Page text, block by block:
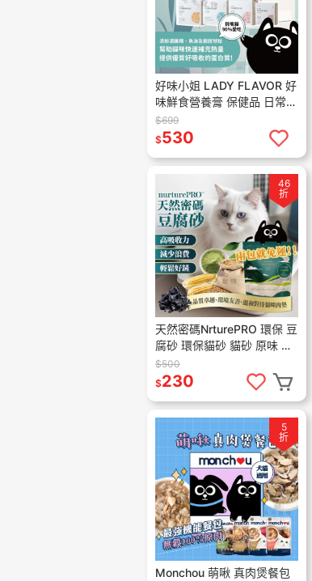
好味小姐 LADY FLAVOR 好
味鮮食營養膏 保健品 日常保
健品 營養粉 營養膏 好味日
常 全面保養 益生菌
$699
$530
46
折
天然密碼NrturePRO 環保 豆
腐砂 環保貓砂 貓砂 原味 綠
茶 玉米 活性碳 6L(2.8kg)
$500
$230
5
折
Monchou 萌啾 真肉煲餐包